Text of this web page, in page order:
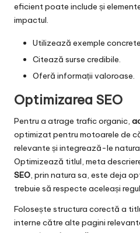
eficient poate include și
impactul.
Utilizează exemple
Citează surse credibile.
Oferă informații valoroase.
Optimizarea SEO
Pentru a atrage trafic organic,
optimizat pentru motoarele de
relevante și integrează-le
Optimizează titlul, meta
SEO, prin natura sa, este deja
trebuie să respecte aceleași
Folosește structura corectă a
interne către alte pagini